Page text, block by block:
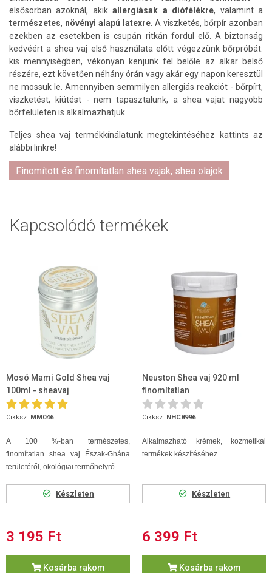
elsősorban azoknál, akikallergiásak a diófélékre, valamint a
természetes, növényi alapú latexre . A viszketés, bőrpír azonban
ezekben az esetekben is csupán ritkán fordul elő. A biztonság
kedvéért a shea vaj első használata előtt végezzünk bőrpróbát:
kis mennyiségben, vékonyan kenjünk fel belőle az alkar belső
részére, ezt követően néhány órán vagy akár egy napon keresztül
ne mossuk le. Amennyiben semmilyen allergiás reakciót - bőrpírt,
viszketést, kiütést - nem tapasztalunk, a shea vajat nagyobb
bőrfelületen is alkalmazhatjuk.
Teljes shea vaj termékkínálatunk megtekintéséhez kattints az
alábbi linkre!
Finomított és finomítatlan shea vajak, shea olajok
Kapcsolódó termékek
Mosó Mami Gold Shea vaj
100ml - sheavaj
Cikksz. MM046
A 100 %-ban természetes,
finomítatlan shea vaj Észak-Ghána
területéről, ökológiai termőhelyrő...
Készleten
3 195 Ft
Kosárba rakom
Neuston Shea vaj 920 ml
finomítatlan
Cikksz. NHC8996
Alkalmazható krémek, kozmetikai
termékek készítéséhez.
Készleten
6 399 Ft
Kosárba rakom